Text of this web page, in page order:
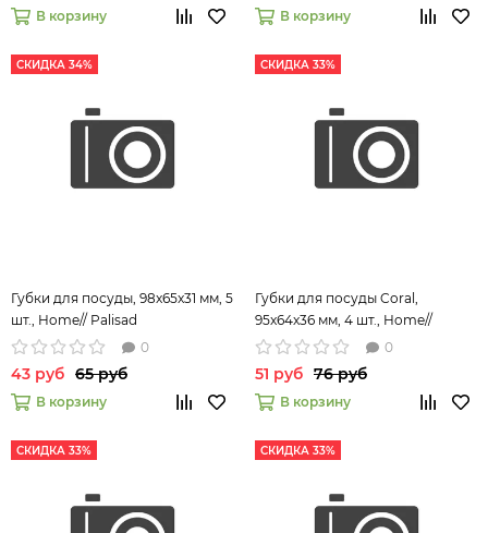
В корзину В корзину
СКИДКА 34%
Губки для посуды, 98x65x31 мм, 5
шт., Home// Palisad
0
43 руб 65 руб
В корзину
СКИДКА 33%
Губки для посуды Coral,
95x64x36 мм, 4 шт., Home//
Palisad
0
51 руб 76 руб
В корзину
СКИДКА 33% СКИДКА 33%